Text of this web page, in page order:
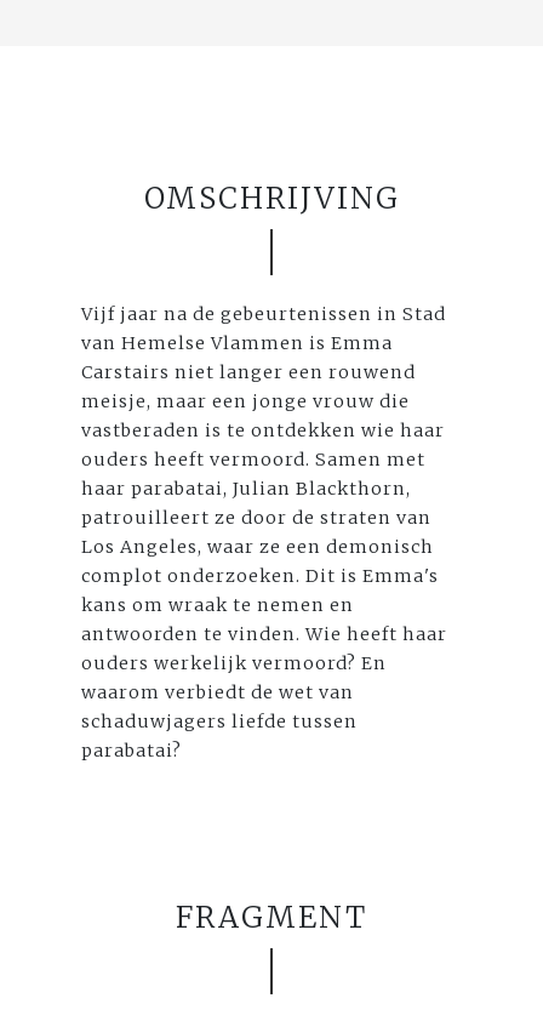
OMSCHRIJVING
Vijf jaar na de gebeurtenissen in Stad
van Hemelse Vlammen is Emma
Carstairs niet langer een rouwend
meisje, maar een jonge vrouw die
vastberaden is te ontdekken wie haar
ouders heeft vermoord. Samen met
haar parabatai, Julian Blackthorn,
patrouilleert ze door de straten van
Los Angeles, waar ze een demonisch
complot onderzoeken. Dit is Emma's
kans om wraak te nemen en
antwoorden te vinden. Wie heeft haar
ouders werkelijk vermoord? En
waarom verbiedt de wet van
schaduwjagers liefde tussen
parabatai?
FRAGMENT